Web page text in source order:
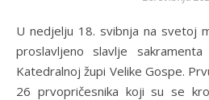
U nedjelju 18. svibnja na svetoj misi u 10 sati svečano je
proslavljeno slavlje
Katedralnoj župi Velike Gospe.
26 prvopričesnika koji su se